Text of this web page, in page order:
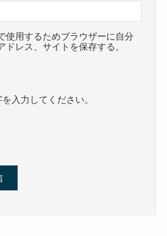
使用するためブラウザーに自分
ドレス、サイトを保存する。
入力してください。